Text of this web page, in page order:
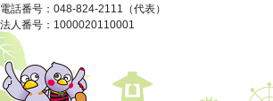
電話番号：048-824-2111（代表）
法人番号：1000020110001